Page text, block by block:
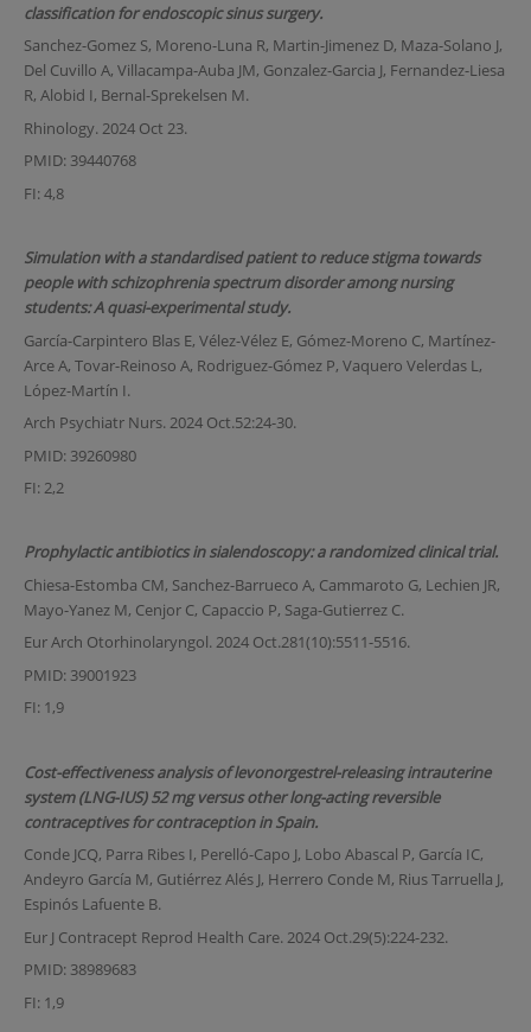
classification for endoscopic sinus surgery.
Sanchez-Gomez S, Moreno-Luna R, Martin-Jimenez D, Maza-Solano J,
Del Cuvillo A, Villacampa-Auba JM, Gonzalez-Garcia J, Fernandez-Liesa
R, Alobid I, Bernal-Sprekelsen M.
Rhinology. 2024 Oct 23.
PMID: 39440768
FI: 4,8
Simulation with a standardised patient to reduce stigma towards
people with schizophrenia spectrum disorder among nursing
students: A quasi-experimental study.
García-Carpintero Blas E, Vélez-Vélez E, Gómez-Moreno C, Martínez-
Arce A, Tovar-Reinoso A, Rodriguez-Gómez P, Vaquero Velerdas L,
López-Martín I.
Arch Psychiatr Nurs. 2024 Oct.52:24-30.
PMID: 39260980
FI: 2,2
Prophylactic antibiotics in sialendoscopy: a randomized clinical trial.
Chiesa-Estomba CM, Sanchez-Barrueco A, Cammaroto G, Lechien JR,
Mayo-Yanez M, Cenjor C, Capaccio P, Saga-Gutierrez C.
Eur Arch Otorhinolaryngol. 2024 Oct.281(10):5511-5516.
PMID: 39001923
FI: 1,9
Cost-effectiveness analysis of levonorgestrel-releasing intrauterine
system (LNG-IUS) 52 mg versus other long-acting reversible
contraceptives for contraception in Spain.
Conde JCQ, Parra Ribes I, Perelló-Capo J, Lobo Abascal P, García IC,
Andeyro García M, Gutiérrez Alés J, Herrero Conde M, Rius Tarruella J,
Espinós Lafuente B.
Eur J Contracept Reprod Health Care. 2024 Oct.29(5):224-232.
PMID: 38989683
FI: 1,9